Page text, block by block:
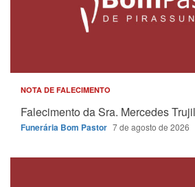
NOTA DE FALECIMENTO
Falecimento da Sra. Mercedes
Funerária Bom Pastor 7 de agosto de 2026